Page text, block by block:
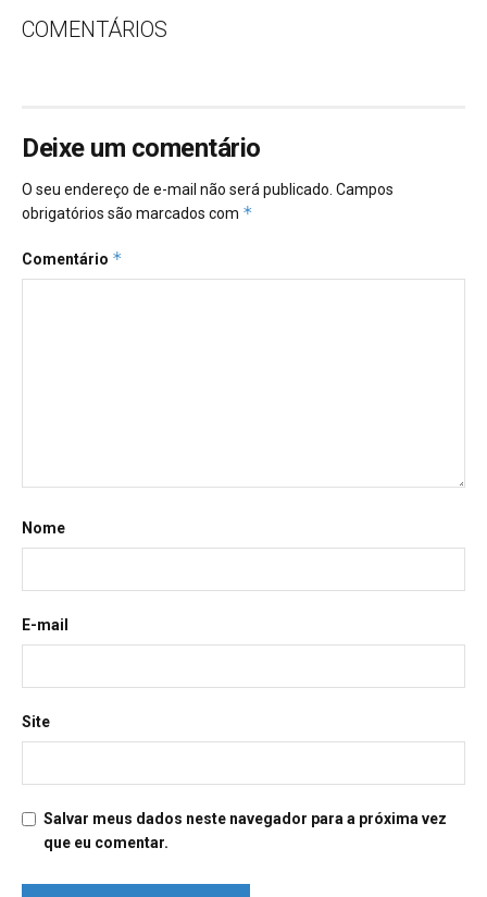
COMENTÁRIOS
Deixe um comentário
O seu endereço de e-mail não será publicado. Campos
obrigatórios são marcados com *
Comentário *
Nome
E-mail
Site
Salvar meus dados neste navegador para a próxima vez
que eu comentar.